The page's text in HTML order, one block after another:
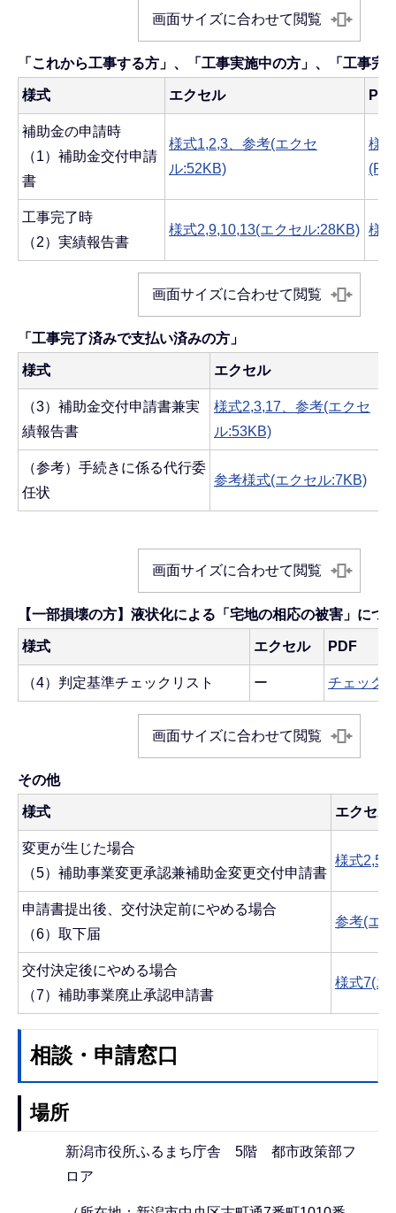
画面サイズに合わせて閲覧
「これから工事する方」、「工事実施中の方」、「工事完
様式 エクセル
補助金の申請時
（1）補助金交付申請
書
様式1,2,3、参考(エクセ
ル:52KB)
様
工事完了時
（2）実績報告書
様式2,9,10,13(エクセル:28KB) 様
画面サイズに合わせて閲覧
「工事完了済みで支払い済みの方」
様式 エクセル
（3）補助金交付申請書兼実
績報告書
様式2,3,17、参考(エクセ
ル:53KB)
（参考）手続きに係る代行委
任状
参考様式(エクセル:7KB)
画面サイズに合わせて閲覧
【一部損壊の方】液状化による「宅地の相応の被害」につ
様式 エクセル PDF
（4）判定基準チェックリスト ー チェック
画面サイズに合わせて閲覧
その他
様式 エクセル
変更が生じた場合
（5）補助事業変更承認兼補助金変更交付申請書
様式2,5(
申請書提出後、交付決定前にやめる場合
（6）取下届
参考(エ
交付決定後にやめる場合
（7）補助事業廃止承認申請書
様式7(エ
相談・申請窓口
場所
新潟市役所ふるまち庁舎 5階 都市政策部フ
ロア